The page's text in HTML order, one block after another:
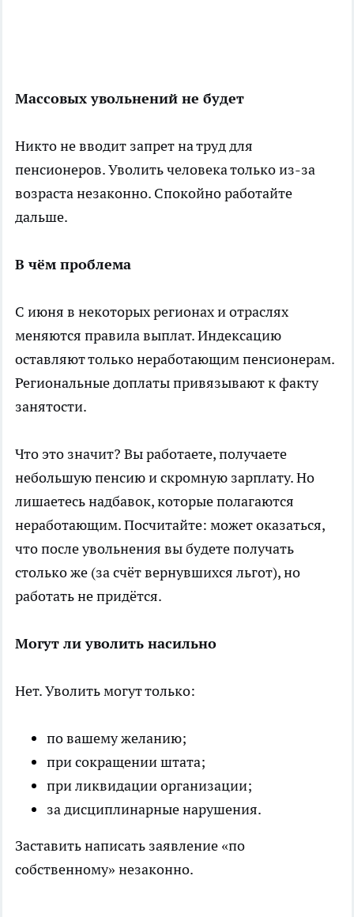
Массовых увольнений не будет
Никто не вводит запрет на труд для
пенсионеров. Уволить человека только из-за
возраста незаконно. Спокойно работайте
дальше.
В чём проблема
С июня в некоторых регионах и отраслях
меняются правила выплат. Индексацию
оставляют только неработающим пенсионерам.
Региональные доплаты привязывают к факту
занятости.
Что это значит? Вы работаете, получаете
небольшую пенсию и скромную зарплату. Но
лишаетесь надбавок, которые полагаются
неработающим. Посчитайте: может оказаться,
что после увольнения вы будете получать
столько же (за счёт вернувшихся льгот), но
работать не придётся.
Могут ли уволить насильно
Нет. Уволить могут только:
по вашему желанию;
при сокращении штата;
при ликвидации организации;
за дисциплинарные нарушения.
Заставить написать заявление «по
собственному» незаконно.